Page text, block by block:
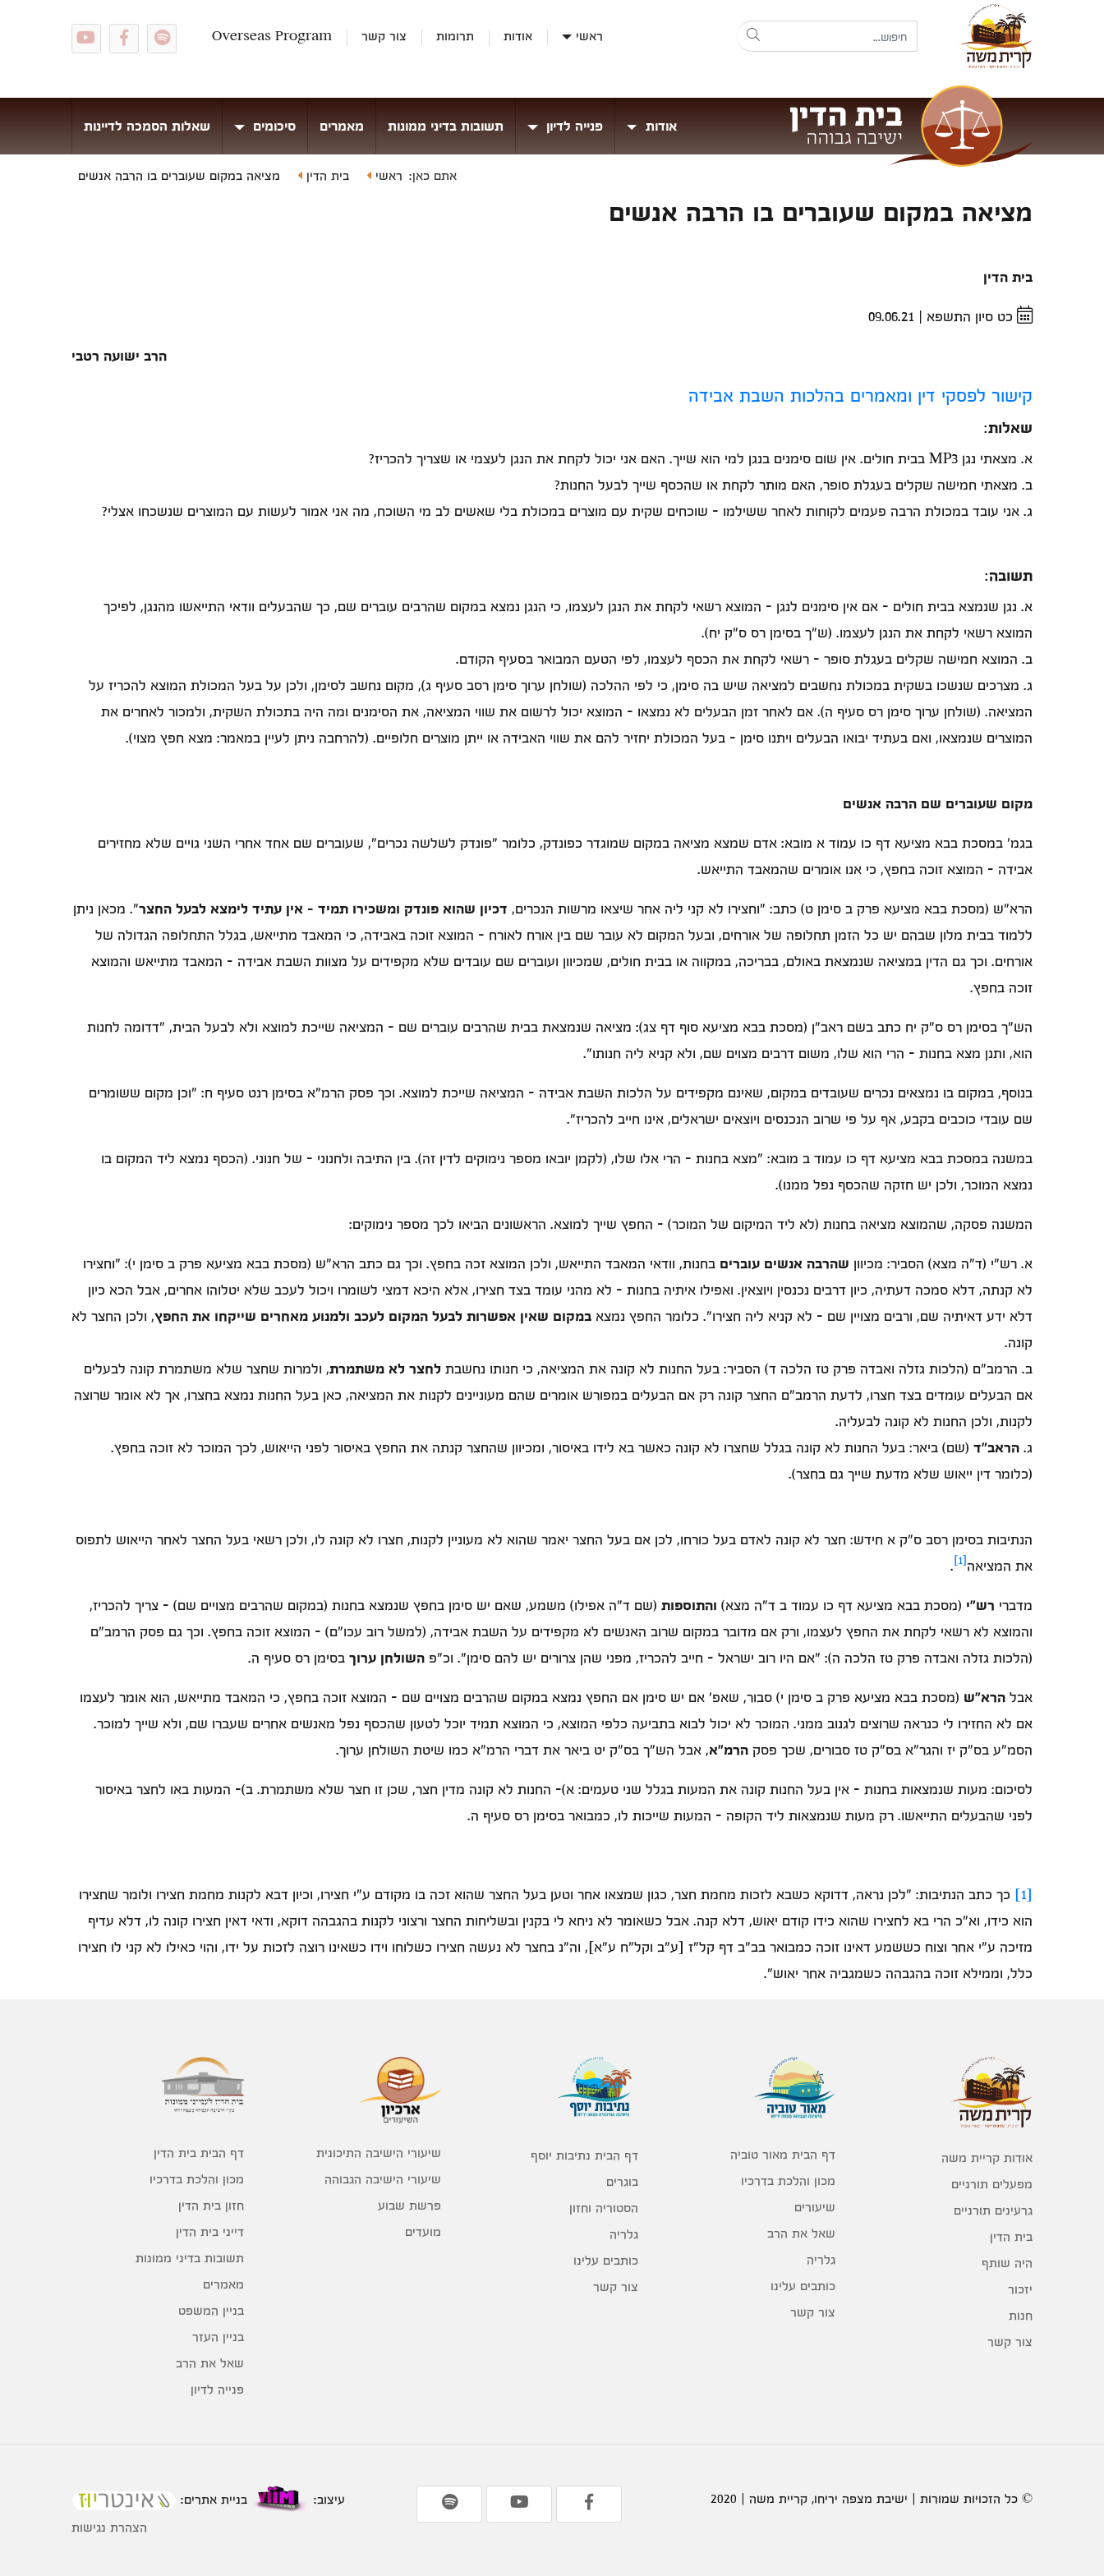
ראשי אודות תרומות צור קשר Overseas Program
אודות פנייה לדיון תשובות בדיני ממונות מאמרים סיכומים שאלות הסמכה לדיינות
אתם כאן: ראשי בית הדין מציאה במקום שעוברים בו הרבה אנשים
מציאה במקום שעוברים בו הרבה אנשים
בית הדין
כט סיון התשפא |
09.06.21
הרב ישועה רטבי
קישור לפסקי דין ומאמרים בהלכות השבת אבידה
שאלות:
א. מצאתי נגן MP3 בבית חולים. אין שום סימנים בנגן למי הוא שייך. האם אני יכול לקחת את הנגן לעצמי או שצריך להכריז?
ב. מצאתי חמישה שקלים בעגלת סופר, האם מותר לקחת או שהכסף שייך לבעל החנות?
ג. אני עובד במכולת הרבה פעמים לקוחות לאחר ששילמו - שוכחים שקית עם מוצרים במכולת בלי שאשים לב מי השוכח, מה אני אמור לעשות עם המוצרים שנשכחו אצלי?
תשובה:
א. נגן שנמצא בבית חולים - אם אין סימנים לנגן - המוצא רשאי לקחת את הנגן לעצמו, כי הנגן נמצא במקום שהרבים עוברים שם, כך שהבעלים וודאי התייאשו מהנגן, לפיכך
המוצא רשאי לקחת את הנגן לעצמו. (ש"ך בסימן רס ס"ק יח).
ב. המוצא חמישה שקלים בעגלת סופר - רשאי לקחת את הכסף לעצמו, לפי הטעם המבואר בסעיף הקודם.
ג. מצרכים שנשכו בשקית במכולת נחשבים למציאה שיש בה סימן, כי לפי ההלכה (שולחן ערוך סימן רסב סעיף ג), מקום נחשב לסימן, ולכן על בעל המכולת המוצא להכריז על
המציאה. (שולחן ערוך סימן רס סעיף ה). אם לאחר זמן הבעלים לא נמצאו - המוצא יכול לרשום את שווי המציאה, את הסימנים ומה היה בתכולת השקית, ולמכור לאחרים את
המוצרים שנמצאו, ואם בעתיד יבואו הבעלים ויתנו סימן - בעל המכולת יחזיר להם את שווי האבידה או ייתן מוצרים חלופיים. (להרחבה ניתן לעיין במאמר: מצא חפץ מצוי).
מקום שעוברים שם הרבה אנשים
בגמ' במסכת בבא מציעא דף כו עמוד א מובא: אדם שמצא מציאה במקום שמוגדר כפונדק, כלומר "פונדק לשלשה נכרים", שעוברים שם אחד אחרי השני גויים שלא מחזירים
אבידה - המוצא זוכה בחפץ, כי אנו אומרים שהמאבד התייאש.
הרא"ש (מסכת בבא מציעא פרק ב סימן ט) כתב: "וחצירו לא קני ליה אחר שיצאו מרשות הנכרים, דכיון שהוא פונדק ומשכירו תמיד - אין עתיד לימצא לבעל החצר". מכאן ניתן
ללמוד בבית מלון שבהם יש כל הזמן תחלופה של אורחים, ובעל המקום לא עובר שם בין אורח לאורח - המוצא זוכה באבידה, כי המאבד מתייאש, בגלל התחלופה הגדולה של
אורחים. וכך גם הדין במציאה שנמצאת באולם, בבריכה, במקווה או בבית חולים, שמכיוון ועוברים שם עובדים שלא מקפידים על מצוות השבת אבידה - המאבד מתייאש והמוצא
זוכה בחפץ.
הש"ך בסימן רס ס"ק יח כתב בשם ראב"ן (מסכת בבא מציעא סוף דף צג): מציאה שנמצאת בבית שהרבים עוברים שם - המציאה שייכת למוצא ולא לבעל הבית, "דדומה לחנות
הוא, ותנן מצא בחנות - הרי הוא שלו, משום דרבים מצוים שם, ולא קניא ליה חנותו".
בנוסף, במקום בו נמצאים נכרים שעובדים במקום, שאינם מקפידים על הלכות השבת אבידה - המציאה שייכת למוצא. וכך פסק הרמ"א בסימן רנט סעיף ח: "וכן מקום ששומרים
שם עובדי כוכבים בקבע, אף על פי שרוב הנכנסים ויוצאים ישראלים, אינו חייב להכריז".
במשנה במסכת בבא מציעא דף כו עמוד ב מובא: "מצא בחנות - הרי אלו שלו, (לקמן יובאו מספר נימוקים לדין זה). בין התיבה ולחנוני - של חנוני. (הכסף נמצא ליד המקום בו
נמצא המוכר, ולכן יש חזקה שהכסף נפל ממנו).
המשנה פסקה, שהמוצא מציאה בחנות (לא ליד המיקום של המוכר) - החפץ שייך למוצא. הראשונים הביאו לכך מספר נימוקים:
א. רש"י (ד"ה מצא) הסביר: מכיוון שהרבה אנשים עוברים בחנות, וודאי המאבד התייאש, ולכן המוצא זכה בחפץ. וכך גם כתב הרא"ש (מסכת בבא מציעא פרק ב סימן י): "וחצירו
לא קנתה, דלא סמכה דעתיה, כיון דרבים נכנסין ויוצאין. ואפילו איתיה בחנות - לא מהני עומד בצד חצירו, אלא היכא דמצי לשומרו ויכול לעכב שלא יטלוהו אחרים, אבל הכא כיון
דלא ידע דאיתיה שם, ורבים מצויין שם - לא קניא ליה חצירו". כלומר החפץ נמצא במקום שאין אפשרות לבעל המקום לעכב ולמנוע מאחרים שייקחו את החפץ, ולכן החצר לא
קונה.
ב. הרמב"ם (הלכות גזלה ואבדה פרק טז הלכה ד) הסביר: בעל החנות לא קונה את המציאה, כי חנותו נחשבת לחצר לא משתמרת, ולמרות שחצר שלא משתמרת קונה לבעלים
אם הבעלים עומדים בצד חצרו, לדעת הרמב"ם החצר קונה רק אם הבעלים במפורש אומרים שהם מעוניינים לקנות את המציאה, כאן בעל החנות נמצא בחצרו, אך לא אומר שרוצה
לקנות, ולכן החנות לא קונה לבעליה.
ג. הראב"ד (שם) ביאר: בעל החנות לא קונה בגלל שחצרו לא קונה כאשר בא לידו באיסור, ומכיוון שהחצר קנתה את החפץ באיסור לפני הייאוש, לכך המוכר לא זוכה בחפץ.
(כלומר דין ייאוש שלא מדעת שייך גם בחצר).
הנתיבות בסימן רסב ס"ק א חידש: חצר לא קונה לאדם בעל כורחו, לכן אם בעל החצר יאמר שהוא לא מעוניין לקנות, חצרו לא קונה לו, ולכן רשאי בעל החצר לאחר הייאוש לתפוס
את המציאה[1]
.
מדברי רש"י (מסכת בבא מציעא דף כו עמוד ב ד"ה מצא) והתוספות (שם ד"ה אפילו) משמע, שאם יש סימן בחפץ שנמצא בחנות (במקום שהרבים מצויים שם) - צריך להכריז,
והמוצא לא רשאי לקחת את החפץ לעצמו, ורק אם מדובר במקום שרוב האנשים לא מקפידים על השבת אבידה, (למשל רוב עכו"ם) - המוצא זוכה בחפץ. וכך גם פסק הרמב"ם
(הלכות גזלה ואבדה פרק טז הלכה ה): "אם היו רוב ישראל - חייב להכריז, מפני שהן צרורים יש להם סימן". וכ"פ השולחן ערוך בסימן רס סעיף ה.
אבל הרא"ש (מסכת בבא מציעא פרק ב סימן י) סבור, שאפ' אם יש סימן אם החפץ נמצא במקום שהרבים מצויים שם - המוצא זוכה בחפץ, כי המאבד מתייאש, הוא אומר לעצמו
אם לא החזירו לי כנראה שרוצים לגנוב ממני. המוכר לא יכול לבוא בתביעה כלפי המוצא, כי המוצא תמיד יוכל לטעון שהכסף נפל מאנשים אחרים שעברו שם, ולא שייך למוכר.
הסמ"ע בס"ק יז והגר"א בס"ק טז סבורים, שכך פסק הרמ"א, אבל הש"ך בס"ק יט ביאר את דברי הרמ"א כמו שיטת השולחן ערוך.
לסיכום: מעות שנמצאות בחנות - אין בעל החנות קונה את המעות בגלל שני טעמים: א)- החנות לא קונה מדין חצר, שכן זו חצר שלא משתמרת. ב)- המעות באו לחצר באיסור
לפני שהבעלים התייאשו. רק מעות שנמצאות ליד הקופה - המעות שייכות לו, כמבואר בסימן רס סעיף ה.
[1]
כך כתב הנתיבות: "לכן נראה, דדוקא כשבא לזכות מחמת חצר, כגון שמצאו אחר וטען בעל החצר שהוא זכה בו מקודם ע"י חצירו, וכיון דבא לקנות מחמת חצירו ולומר שחצירו
הוא כידו, וא"כ הרי בא לחצירו שהוא כידו קודם יאוש, דלא קנה. אבל כשאומר לא ניחא לי בקנין ובשליחות החצר ורצוני לקנות בהגבהה דוקא, ודאי דאין חצירו קונה לו, דלא עדיף
מזיכה ע"י אחר וצוח כששמע דאינו זוכה כמבואר בב"ב דף קל"ז [ע"ב וקל"ח ע"א], וה"נ בחצר לא נעשה חצירו כשלוחו וידו כשאינו רוצה לזכות על ידו, והוי כאילו לא קני לו חצירו
כלל, וממילא זוכה בהגבהה כשמגביה אחר יאוש".
אודות קריית משה
מפעלים תורניים
גרעינים תורניים
בית הדין
היה שותף
יזכור
חנות
צור קשר
דף הבית מאור טוביה
מכון והלכת בדרכיו
שיעורים
שאל את הרב
גלריה
כותבים עלינו
צור קשר
דף הבית נתיבות יוסף
בוגרים
הסטוריה וחזון
גלריה
כותבים עלינו
צור קשר
שיעורי הישיבה התיכונית
שיעורי הישיבה הגבוהה
פרשת שבוע
מועדים
דף הבית בית הדין
מכון והלכת בדרכיו
חזון בית הדין
דייני בית הדין
תשובות בדיני ממונות
מאמרים
בניין המשפט
בניין העזר
שאל את הרב
פנייה לדיון
© כל הזכויות שמורות | ישיבת מצפה יריחו, קריית משה | 2020 עיצוב:
בניית אתרים:
הצהרת נגישות